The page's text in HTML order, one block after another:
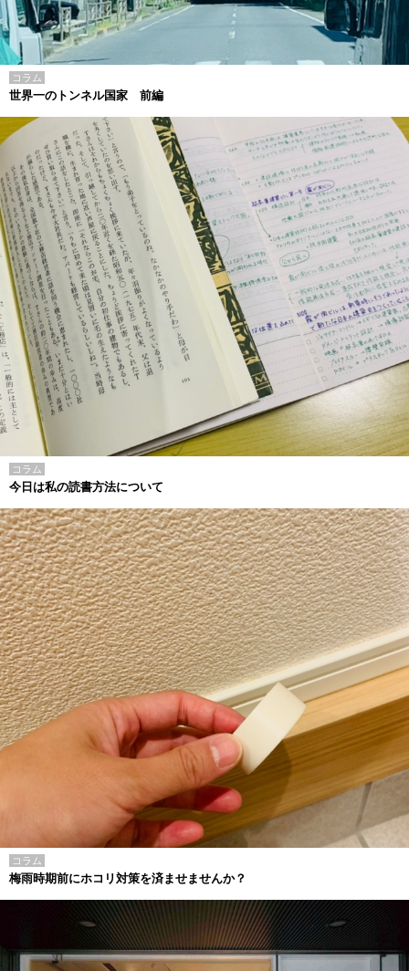
コラム
世界一のトンネル国家 前編
コラム
今日は私の読書方法について
コラム
梅雨時期前にホコリ対策を済ませませんか？